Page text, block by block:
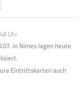
Uhr
in Nimes lagen heute
Eintrittskarten auch